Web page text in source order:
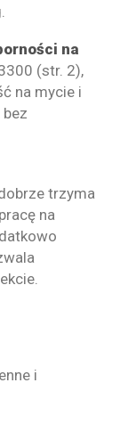
na
(str. 2),
na mycie i
trzyma
na
i